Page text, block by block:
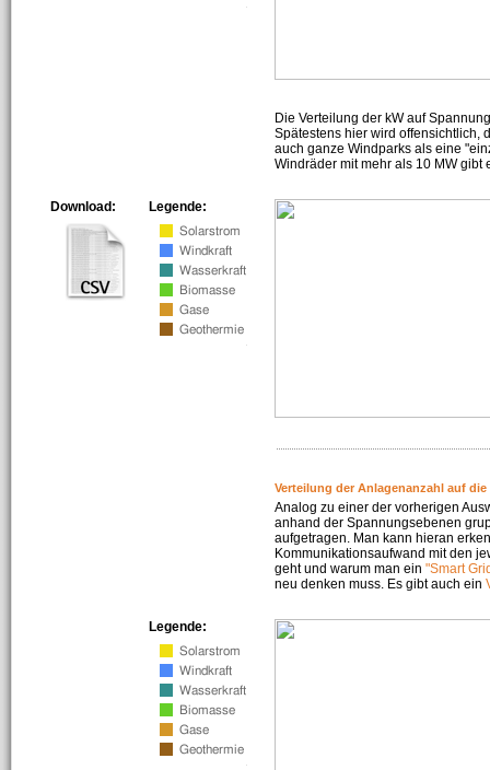
Die Verteilung der kW auf
Spätestens hier wird offensichtlich,
auch ganze Windparks als eine
Windräder mit mehr als 10 MW gibt
Legende:
Download:
Verteilung der Anlagenanzahl auf die
Analog zu einer der vorherigen
anhand der Spannungsebenen
aufgetragen. Man kann hieran
Kommunikationsaufwand mit den
geht und warum man ein "Smart
neu denken muss. Es gibt auch ein
Legende: